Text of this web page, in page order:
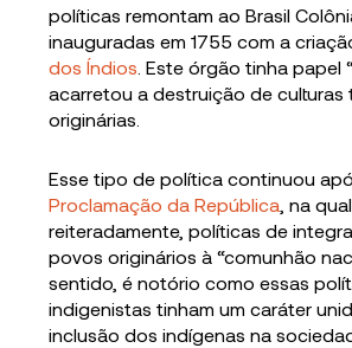
políticas remontam ao Brasil
inauguradas em 1755 com a
dos Índios . Este órgão tinha papel
acarretou a destruição de culturas
originárias.
Esse tipo de política continuou
Proclamação da República , na
reiteradamente, políticas de
povos originários à “comunhão
sentido, é notório como essas
indigenistas tinham um caráter
inclusão dos indígenas na